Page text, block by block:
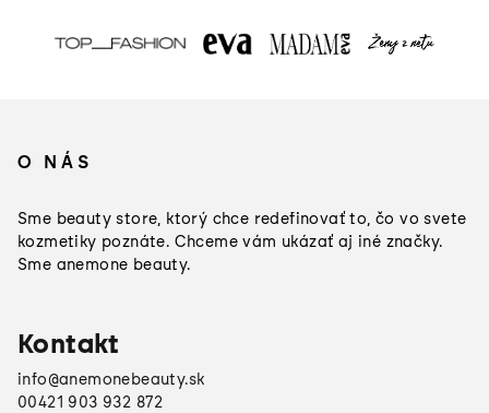
O NÁS
Sme beauty store, ktorý chce redefinovať to, čo vo svete
kozmetiky poznáte. Chceme vám ukázať aj iné značky.
Sme anemone beauty.
Kontakt
info@anemonebeauty.sk
00421 903 932 872